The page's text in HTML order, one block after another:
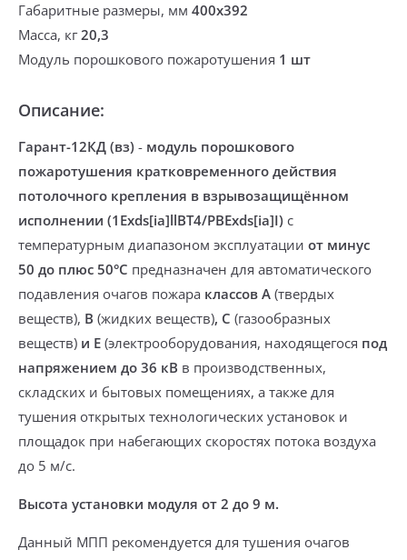
Габаритные размеры, мм 400х392
Масса, кг20,3
Модуль порошкового пожаротушения 1 шт
Описание:
Гарант-12КД (вз) - модуль порошкового
пожаротушения кратковременного действия
потолочного крепления в взрывозащищённом
исполнении (1Exds[ia]llBT4/РВExds[ia]I) с
температурным диапазоном эксплуатации от минус
50 до плюс 50°С предназначен для автоматического
подавления очагов пожара классов А (твердых
веществ), В (жидких веществ), С (газообразных
веществ) и Е (электрооборудования, находящегося под
напряжением до 36 кВ в производственных,
складских и бытовых помещениях, а также для
тушения открытых технологических установок и
площадок при набегающих скоростях потока воздуха
до 5 м/с.
Высота установки модуля от 2 до 9 м.
Данный МПП рекомендуется для тушения очагов